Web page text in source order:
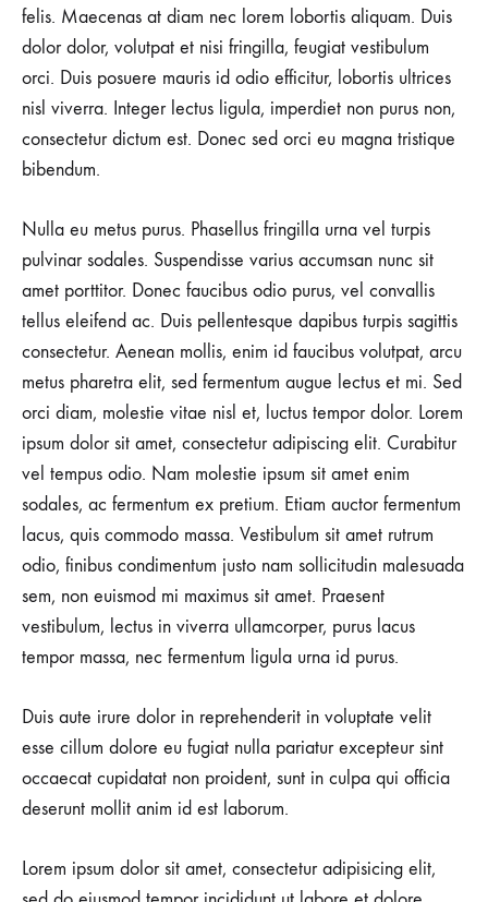
felis. Maecenas at diam nec lorem lobortis aliquam. Duis
dolor dolor, volutpat et nisi fringilla, feugiat vestibulum
orci. Duis posuere mauris id odio efficitur, lobortis ultrices
nisl viverra. Integer lectus ligula, imperdiet non purus non,
consectetur dictum est. Donec sed orci eu magna tristique
bibendum.
Nulla eu metus purus. Phasellus fringilla urna vel turpis
pulvinar sodales. Suspendisse varius accumsan nunc sit
amet porttitor. Donec faucibus odio purus, vel convallis
tellus eleifend ac. Duis pellentesque dapibus turpis sagittis
consectetur. Aenean mollis, enim id faucibus volutpat, arcu
metus pharetra elit, sed fermentum augue lectus et mi. Sed
orci diam, molestie vitae nisl et, luctus tempor dolor. Lorem
ipsum dolor sit amet, consectetur adipiscing elit. Curabitur
vel tempus odio. Nam molestie ipsum sit amet enim
sodales, ac fermentum ex pretium. Etiam auctor fermentum
lacus, quis commodo massa. Vestibulum sit amet rutrum
odio, finibus condimentum justo nam sollicitudin malesuada
sem, non euismod mi maximus sit amet. Praesent
vestibulum, lectus in viverra ullamcorper, purus lacus
tempor massa, nec fermentum ligula urna id purus.
Duis aute irure dolor in reprehenderit in voluptate velit
esse cillum dolore eu fugiat nulla pariatur excepteur sint
occaecat cupidatat non proident, sunt in culpa qui officia
deserunt mollit anim id est laborum.
Lorem ipsum dolor sit amet, consectetur adipisicing elit,